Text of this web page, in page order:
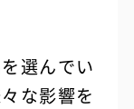
選んでい
な影響を